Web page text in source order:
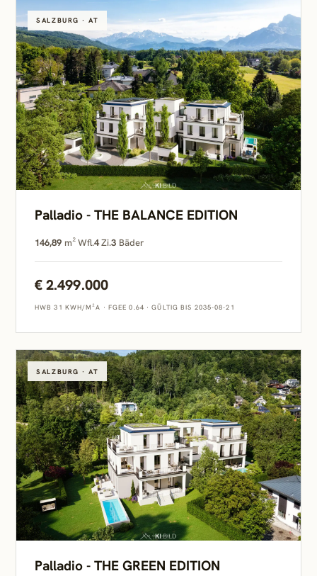
SALZBURG · AT
Palladio - THE BALANCE EDITION
146,89 m² Wfl.4Zi.3 Bäder
€ 2.499.000
HWB 31 KWH/M²A · FGEE 0.64 ·GÜLTIG BIS 2035-08-21
SALZBURG · AT
Palladio - THE GREEN EDITION